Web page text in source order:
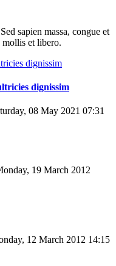
sapien massa, congue et
mollis et libero.
dignissim
08 May 2021 07:31
19 March 2012
12 March 2012 14:15